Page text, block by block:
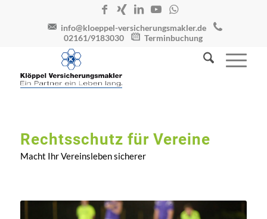
info@kloeppel-versicherungsmakler.de
02161/9183030
Terminbuchung
Rechtsschutz für Vereine
Macht Ihr Vereinsleben sicherer